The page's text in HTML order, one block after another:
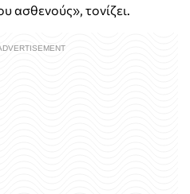
ασθενούς», τονίζει.